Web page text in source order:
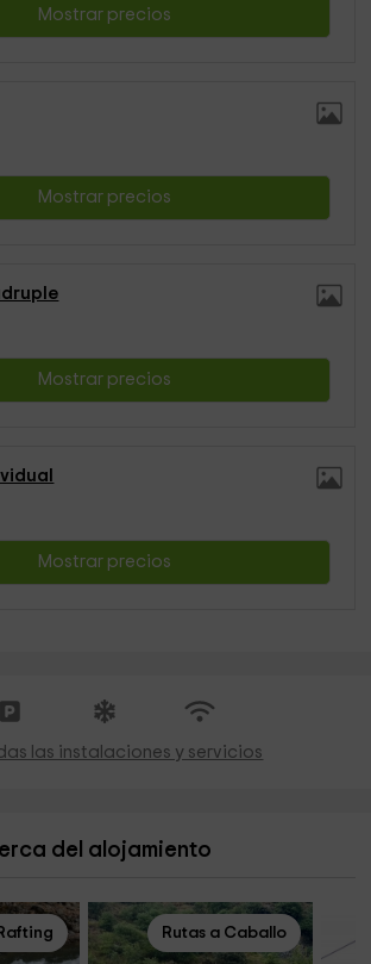
Mostrar precios
Mostrar precios
Mostrar precios
Mostrar precios
las instalaciones y servicios
del alojamiento
Rutas a Caballo